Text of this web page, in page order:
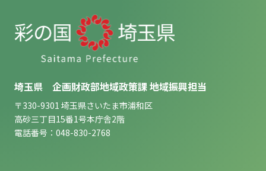
埼玉県 企画財政部地域政策課 地域振興担当
〒330-9301 埼玉県さいたま市浦和区
高砂三丁目15番1号本庁舎2階
電話番号：048-830-2768